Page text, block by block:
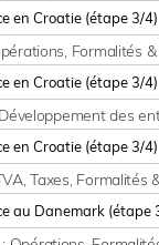
Formalités
des
Taxes, Formalités